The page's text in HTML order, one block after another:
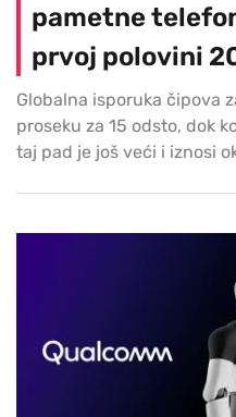
pametne
prvoj polovini
Globalna isporuka čipova
proseku za 15 odsto, dok
taj pad je još veći i iznosi